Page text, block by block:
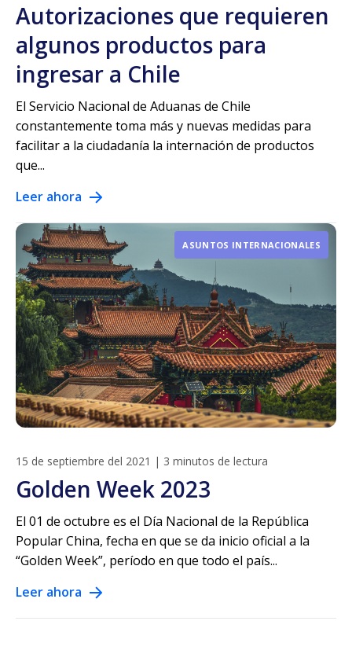
Autorizaciones que requieren
algunos productos para
ingresar a Chile
El Servicio Nacional de Aduanas de Chile
constantemente toma más y nuevas medidas para
facilitar a la ciudadanía la internación de productos
que...
Leer ahora
ASUNTOS INTERNACIONALES
15 de septiembre del 2021 | 3 minutos de lectura
Golden Week 2023
El 01 de octubre es el Día Nacional de la República
Popular China, fecha en que se da inicio oficial a la
“Golden Week”, período en que todo el país...
Leer ahora